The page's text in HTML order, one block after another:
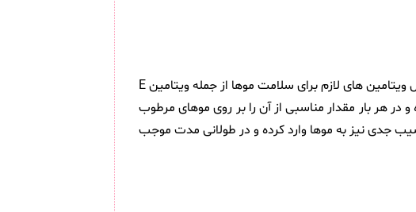
روغن آرگان بیوبلاس 100 میلی لیتر ( Bioblas Organic Argan Oil for Hair ) دارای ترکیبات طبیعی و کاملا ارگانیک بوده و شامل ویتامین های لازم برای سلامت موها از جمله ویتامین E
هر بار مقدار مناسبی از آن را بر روی موهای مرطوب
جدی نیز به موها وارد کرده و در طولانی مدت موجب